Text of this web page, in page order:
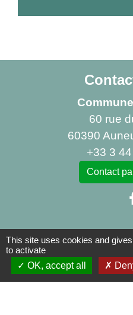
60 rue
60390
+33 3
Contact
Centre Social Rural La
This site uses cookies and
to activate
OK, accept all